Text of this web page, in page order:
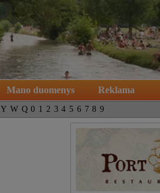
Mano duomenys Reklama
Y W Q 0 1 2 3 4 5 6 7 8 9